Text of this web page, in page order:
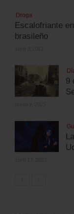
Droga
Escalofriante
brasileño
9